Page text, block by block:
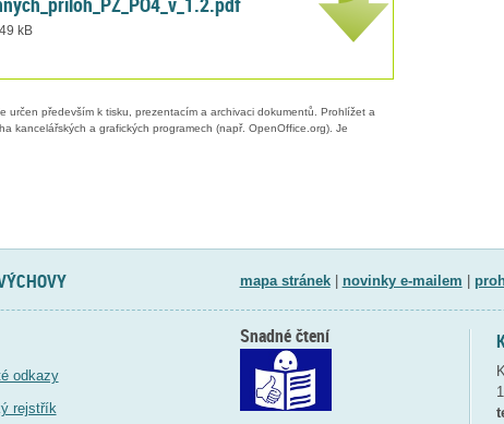
kB
určen především k tisku, prezentacím a archivaci dokumentů. Prohlížet a
kancelářských a grafických programech (např. OpenOffice.org). Je
mapa stránek| novinky e-mailem
odkazy
rejstřík
Snadné čtení